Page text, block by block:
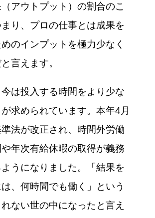
アウトプット）の割合のこ
り、プロの仕事とは成果を
のインプットを極力少なく
言えます。
は投入する時間をより少な
求められています。本年4月
法が改正され、時間外労働
年次有給休暇の取得が義務
うになりました。「結果を
、何時間でも働く」という
ない世の中になったと言え